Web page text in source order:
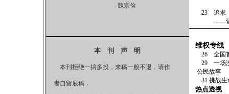
魏宗俭
本 刊 声 明
本刊拒绝一搞多投，来稿一般不退，请作
者自留底稿．
23 追求
------记
维权专线
26 全
29
公民故事
31
热点透视